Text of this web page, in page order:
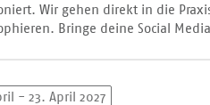
Wir gehen direkt in die
Bringe deine Social
- 23. April 2027